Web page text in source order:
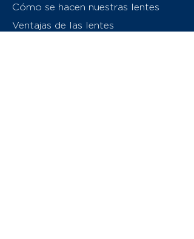
Cómo se hacen nuestras lentes
Ventajas de las lentes